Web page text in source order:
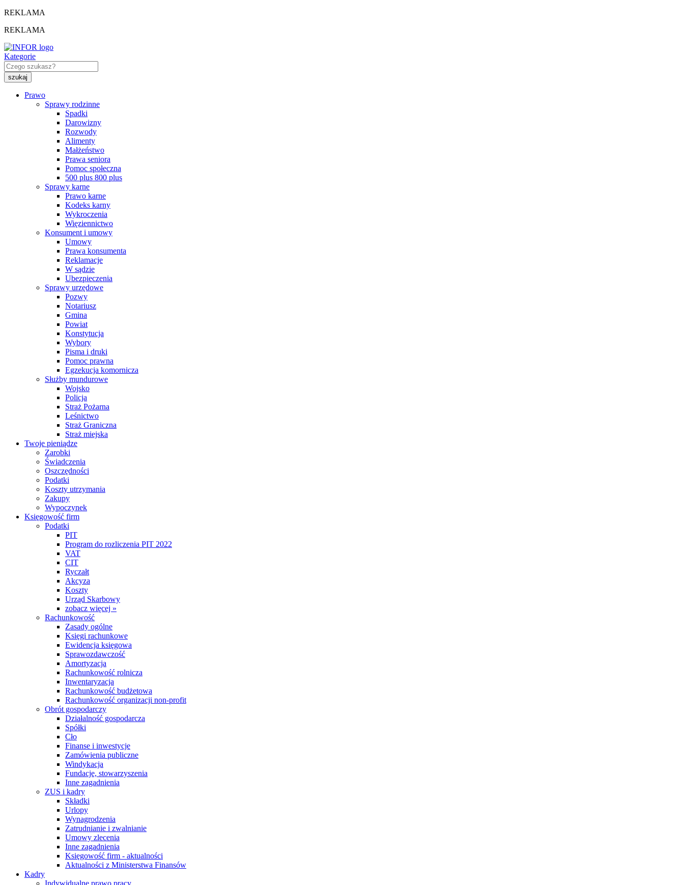
REKLAMA
REKLAMA
Kategorie
Prawo
Sprawy rodzinne
Spadki
Darowizny
Rozwody
Alimenty
Małżeństwo
Prawa seniora
Pomoc społeczna
500 plus 800 plus
Sprawy karne
Prawo karne
Kodeks karny
Wykroczenia
Więziennictwo
Konsument i umowy
Umowy
Prawa konsumenta
Reklamacje
W sądzie
Ubezpieczenia
Sprawy urzędowe
Pozwy
Notariusz
Gmina
Powiat
Konstytucja
Wybory
Pisma i druki
Pomoc prawna
Egzekucja komornicza
Służby mundurowe
Wojsko
Policja
Straż Pożarna
Leśnictwo
Straż Graniczna
Straż miejska
Twoje pieniądze
Zarobki
Świadczenia
Oszczędności
Podatki
Koszty utrzymania
Zakupy
Wypoczynek
Księgowość firm
Podatki
PIT
Program do rozliczenia PIT 2022
VAT
CIT
Ryczałt
Akcyza
Koszty
Urząd Skarbowy
zobacz więcej »
Rachunkowość
Zasady ogólne
Księgi rachunkowe
Ewidencja księgowa
Sprawozdawczość
Amortyzacja
Rachunkowość rolnicza
Inwentaryzacja
Rachunkowość budżetowa
Rachunkowość organizacji non-profit
Obrót gospodarczy
Działalność gospodarcza
Spółki
Cło
Finanse i inwestycje
Zamówienia publiczne
Windykacja
Fundacje, stowarzyszenia
Inne zagadnienia
ZUS i kadry
Składki
Urlopy
Wynagrodzenia
Zatrudnianie i zwalnianie
Umowy zlecenia
Inne zagadnienia
Księgowość firm - aktualności
Aktualności z Ministerstwa Finansów
Kadry
Indywidualne prawo pracy